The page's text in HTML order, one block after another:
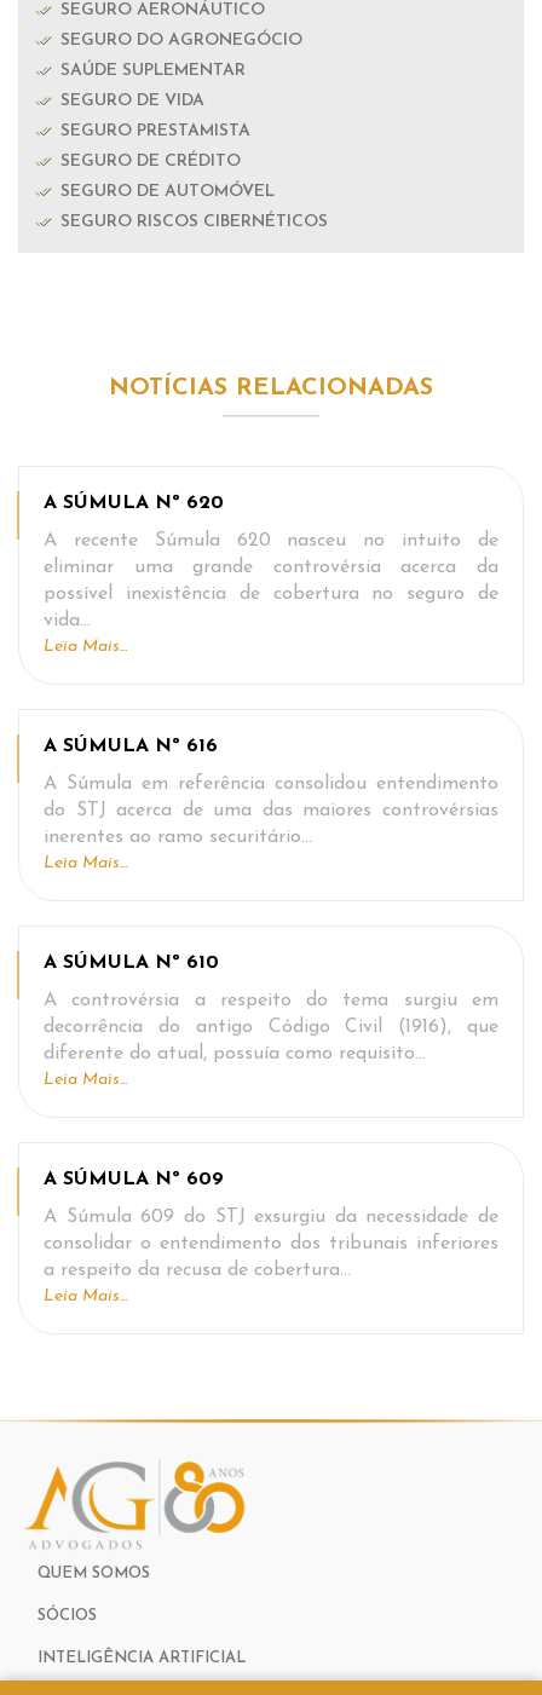
SEGURO AERONÁUTICO
SEGURO DO AGRONEGÓCIO
SAÚDE SUPLEMENTAR
SEGURO DE VIDA
SEGURO PRESTAMISTA
SEGURO DE CRÉDITO
SEGURO DE AUTOMÓVEL
SEGURO RISCOS CIBERNÉTICOS
NOTÍCIAS RELACIONADAS
A SÚMULA Nº 620
A recente Súmula 620 nasceu no intuito de
eliminar uma grande controvérsia acerca da
possível inexistência de cobertura no seguro de
vida…
Leia Mais...
A SÚMULA Nº 616
A Súmula em referência consolidou entendimento
do STJ acerca de uma das maiores controvérsias
inerentes ao ramo securitário…
Leia Mais...
A SÚMULA Nº 610
A controvérsia a respeito do tema surgiu em
decorrência do antigo Código Civil (1916), que
diferente do atual, possuía como requisito…
Leia Mais...
A SÚMULA Nº 609
A Súmula 609 do STJ exsurgiu da necessidade de
consolidar o entendimento dos tribunais inferiores
a respeito da recusa de cobertura…
Leia Mais...
QUEM SOMOS
SÓCIOS
INTELIGÊNCIA ARTIFICIAL